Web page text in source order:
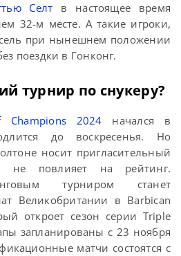
Селт в настоящее время
32-м месте. А такие игроки,
при нынешнем положении
поездки в Гонконг.
турнир по снукеру?
Champions 2024 начался в
до воскресенья. Но
носит пригласительный
не повлияет на рейтинг.
турниром станет
Великобритании в Barbican
откроет сезон серии Triple
запланированы с 23 ноября
матчи состоятся с